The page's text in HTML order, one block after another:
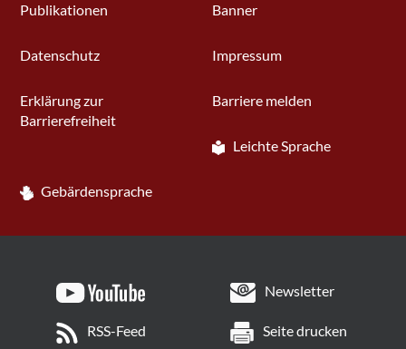
Publikationen Banner
Datenschutz Impressum
Erklärung zur
Barrierefreiheit
Barriere melden
Leichte Sprache
Gebärdensprache
Newsletter
RSS-Feed Seite drucken